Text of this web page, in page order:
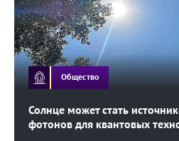
Солнце может стать
фотонов для квантовых
Общество